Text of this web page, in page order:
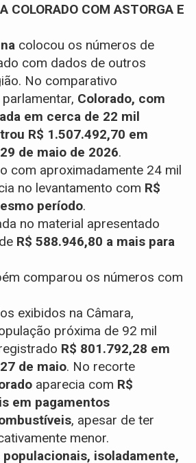
COLORADO COM ASTORGA E
colocou os números de
com dados de outros
No comparativo
Colorado, com
em cerca de 22 mil
R$ 1.507.492,70 em
de maio de 2026.
com aproximadamente 24 mil
no levantamento com R$
período.
no material apresentado
R$ 588.946,80 a mais para
comparou os números com
exibidos na Câmara,
próxima de 92 mil
R$ 801.792,28 em
de maio. No recorte
aparecia com R$
em pagamentos
, apesar de ter
menor.
isoladamente,